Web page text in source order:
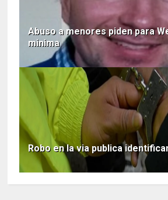
Abuso a menores piden para
minima
Robo en la via publica